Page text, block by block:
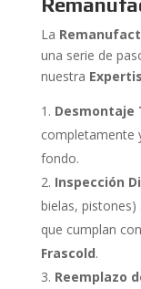
La
una serie de
nuestra
Desmontaje
completamente
fondo.
Inspección
bielas,
que cumplan
Frascold.
Reemplazo